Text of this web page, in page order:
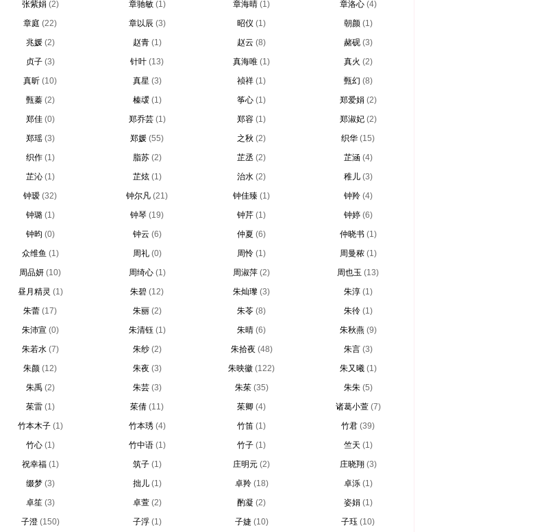
张紫娟 (2) 章驰敏 (1) 章海晴 (1) 章洛心 (4)
章庭 (22) 章以辰 (3) 昭仪 (1) 朝颜 (1)
兆媛 (2) 赵青 (1) 赵云 (8) 赭砚 (3)
贞子 (3) 针叶 (13) 真海唯 (1) 真火 (2)
真昕 (10) 真星 (3) 祯祥 (1) 甄幻 (8)
甄蓁 (2) 榛叆 (1) 筝心 (1) 郑爱娟 (2)
郑佳 (0) 郑乔芸 (1) 郑容 (1) 郑淑妃 (2)
郑瑶 (3) 郑媛 (55) 之秋 (2) 织华 (15)
织作 (1) 脂苏 (2) 芷丞 (2) 芷涵 (4)
芷沁 (1) 芷炫 (1) 治水 (2) 稚儿 (3)
钟瑷 (32) 钟尔凡 (21) 钟佳臻 (1) 钟羚 (4)
钟璐 (1) 钟琴 (19) 钟芹 (1) 钟婷 (6)
钟昀 (0) 钟云 (6) 仲夏 (6) 仲晓书 (1)
众维鱼 (1) 周礼 (0) 周怜 (1) 周曼秾 (1)
周品妍 (10) 周绮心 (1) 周淑萍 (2) 周也玉 (13)
昼月精灵 (1) 朱碧 (12) 朱灿瓈 (3) 朱淳 (1)
朱蕾 (17) 朱丽 (2) 朱苓 (8) 朱彾 (1)
朱沛宣 (0) 朱清钰 (1) 朱晴 (6) 朱秋燕 (9)
朱若水 (7) 朱纱 (2) 朱拾夜 (48) 朱言 (3)
朱颜 (12) 朱夜 (3) 朱映徽 (122) 朱又曦 (1)
朱禹 (2) 朱芸 (3) 朱茱 (35) 朱朱 (5)
茱雷 (1) 茱倩 (11) 茱卿 (4) 诸葛小萱 (7)
竹本木子 (1) 竹本琇 (4) 竹笛 (1) 竹君 (39)
竹心 (1) 竹中语 (1) 竹子 (1) 竺天 (1)
祝幸福 (1) 筑子 (1) 庄明元 (2) 庄晓翔 (3)
缀梦 (3) 拙儿 (1) 卓羚 (18) 卓泺 (1)
卓笙 (3) 卓萱 (2) 酌凝 (2) 姿娟 (1)
子澄 (150) 子浮 (1) 子婕 (10) 子珏 (10)